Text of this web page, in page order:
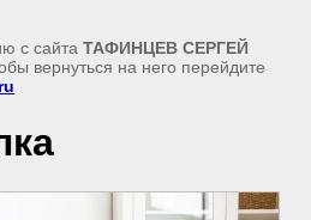
с сайта ТАФИНЦЕВ СЕРГЕЙ
вернуться на него перейдите